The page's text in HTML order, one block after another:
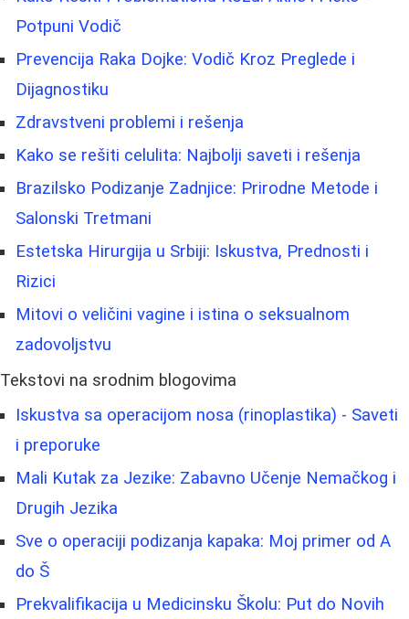
Potpuni Vodič
Prevencija Raka Dojke: Vodič Kroz Preglede i
Dijagnostiku
Zdravstveni problemi i rešenja
Kako se rešiti celulita: Najbolji saveti i rešenja
Brazilsko Podizanje Zadnjice: Prirodne Metode i
Salonski Tretmani
Estetska Hirurgija u Srbiji: Iskustva, Prednosti i
Rizici
Mitovi o veličini vagine i istina o seksualnom
zadovoljstvu
Tekstovi na srodnim blogovima
Iskustva sa operacijom nosa (rinoplastika) - Saveti
i preporuke
Mali Kutak za Jezike: Zabavno Učenje Nemačkog i
Drugih Jezika
Sve o operaciji podizanja kapaka: Moj primer od A
do Š
Prekvalifikacija u Medicinsku Školu: Put do Novih